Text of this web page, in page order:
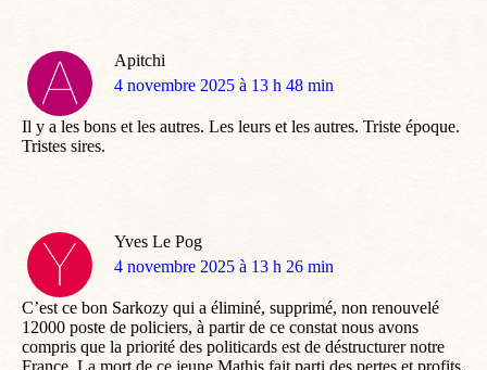
Apitchi
dit
4 novembre 2025 à 13 h 48 min
Il y a les bons et les autres. Les leurs et les autres. Triste époque.
Tristes sires.
Yves Le Pog
dit
4 novembre 2025 à 13 h 26 min
C’est ce bon Sarkozy qui a éliminé, supprimé, non renouvelé
12000 poste de policiers, à partir de ce constat nous avons
compris que la priorité des politicards est de déstructurer notre